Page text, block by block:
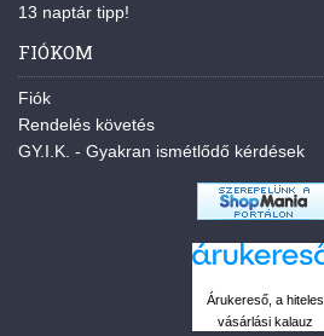
13 naptár tipp!
FIÓKOM
Fiók
Rendelés követés
GY.I.K. - Gyakran ismétlődő kérdések
Árukereső, a hiteles
vásárlási kalauz